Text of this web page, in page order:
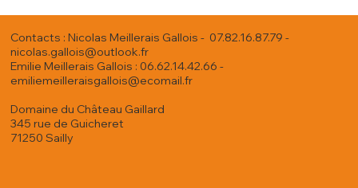
Contacts : Nicolas Meillerais Gallois - 07.82.16.87.79 -
nicolas.gallois@outlook.fr
Emilie Meillerais Gallois : 06.62.14.42.66 -
emiliemeilleraisgallois@ecomail.fr
Domaine du Château Gaillard
345 rue de Guicheret
71250 Sailly